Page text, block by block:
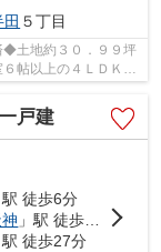
田 ５丁目
◆土地約３０．９９坪
帖以上の４ＬＤＫ◆
戸建
駅 徒歩6分
」駅 徒歩10分
駅 徒歩27分